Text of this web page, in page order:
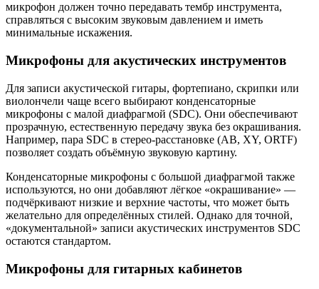
микрофон должен точно передавать тембр инструмента,
справляться с высоким звуковым давлением и иметь
минимальные искажения.
Микрофоны для акустических инструментов
Для записи акустической гитары, фортепиано, скрипки или
виолончели чаще всего выбирают конденсаторные
микрофоны с малой диафрагмой (SDC). Они обеспечивают
прозрачную, естественную передачу звука без окрашивания.
Например, пара SDC в стерео-расстановке (AB, XY, ORTF)
позволяет создать объёмную звуковую картину.
Конденсаторные микрофоны с большой диафрагмой также
используются, но они добавляют лёгкое «окрашивание» —
подчёркивают низкие и верхние частоты, что может быть
желательно для определённых стилей. Однако для точной,
«документальной» записи акустических инструментов SDC
остаются стандартом.
Микрофоны для гитарных кабинетов